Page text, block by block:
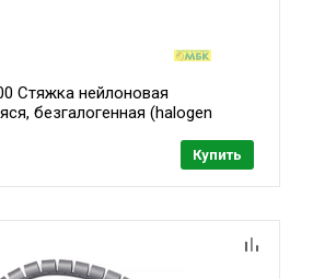
Стяжка нейлоновая
безгалогенная (halogen
Купить